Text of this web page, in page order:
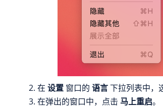
在 设置 窗口的 语言下拉列表中，
在弹出的窗口中，点击 马上重启。